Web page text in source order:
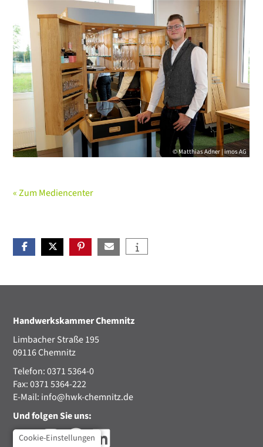
© Matthias Adner | imos AG
« Zum Mediencenter
Handwerkskammer Chemnitz
Limbacher Straße 195
09116 Chemnitz
Telefon: 0371 5364-0
Fax: 0371 5364-222
E-Mail: info@hwk-chemnitz.de
Und folgen Sie uns:
Cookie-Einstellungen